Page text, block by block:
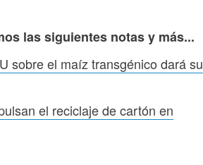
las siguientes notas y más...
sobre el maíz transgénico dará su
el reciclaje de cartón en